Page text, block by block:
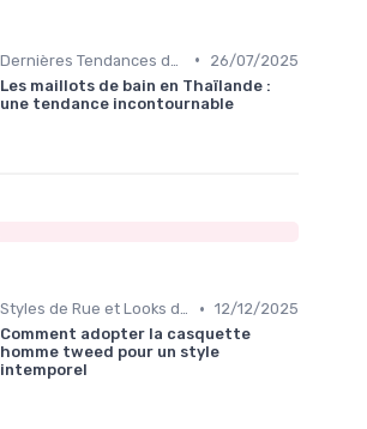
•
26/07/2025
Les maillots de bain en Thaïlande :
une tendance incontournable
Styles de Rue et Looks du Moment • 12/12/2025
Comment adopter la casquette
homme tweed pour un style
intemporel